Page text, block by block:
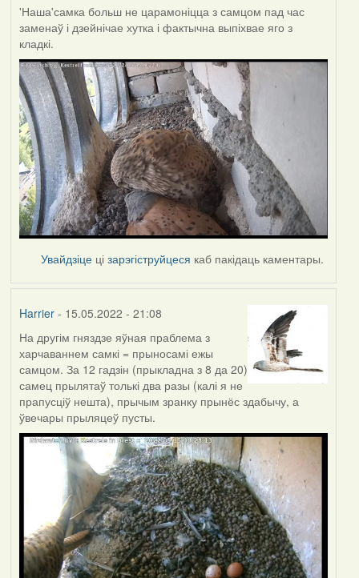
'Наша'самка больш не царамоніцца з самцом пад час
заменаў і дзейнічае хутка і фактычна выпіхвае яго з
кладкі.
Увайдзіце цізарэгіструйцеся каб пакідаць каментары.
Harrier- 15.05.2022 - 21:08
На другім гняздзе яўная праблема з
харчаваннем самкі = прыносамі ежы
самцом. За 12 гадзін (прыкладна з 8 да 20)
самец прылятаў толькі два разы (калі я не
прапусціў нешта), прычым зранку прынёс здабычу, а
ўвечары прыляцеў пусты.